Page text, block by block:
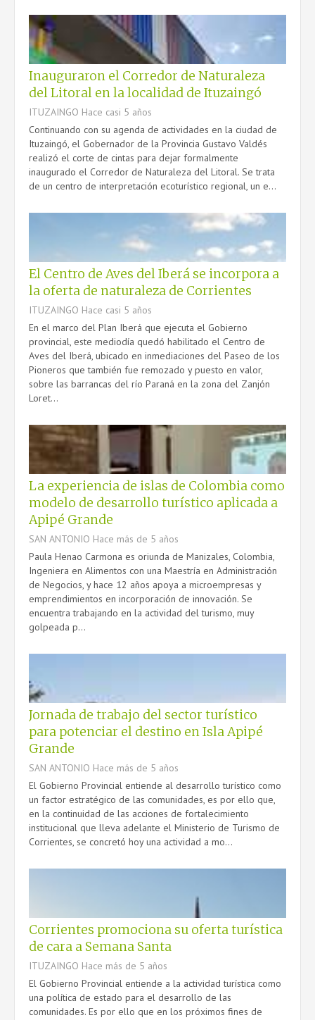
Inauguraron el Corredor de Naturaleza
del Litoral en la localidad de Ituzaingó
ITUZAINGO Hace casi 5 años
Continuando con su agenda de actividades en la ciudad de
Ituzaingó, el Gobernador de la Provincia Gustavo Valdés
realizó el corte de cintas para dejar formalmente
inaugurado el Corredor de Naturaleza del Litoral. Se trata
de un centro de interpretación ecoturístico regional, un e...
El Centro de Aves del Iberá se incorpora a
la oferta de naturaleza de Corrientes
ITUZAINGO Hace casi 5 años
En el marco del Plan Iberá que ejecuta el Gobierno
provincial, este mediodía quedó habilitado el Centro de
Aves del Iberá, ubicado en inmediaciones del Paseo de los
Pioneros que también fue remozado y puesto en valor,
sobre las barrancas del río Paraná en la zona del Zanjón
Loret...
La experiencia de islas de Colombia como
modelo de desarrollo turístico aplicada a
Apipé Grande
SAN ANTONIO Hace más de 5 años
Paula Henao Carmona es oriunda de Manizales, Colombia,
Ingeniera en Alimentos con una Maestría en Administración
de Negocios, y hace 12 años apoya a microempresas y
emprendimientos en incorporación de innovación. Se
encuentra trabajando en la actividad del turismo, muy
golpeada p...
Jornada de trabajo del sector turístico
para potenciar el destino en Isla Apipé
Grande
SAN ANTONIO Hace más de 5 años
El Gobierno Provincial entiende al desarrollo turístico como
un factor estratégico de las comunidades, es por ello que,
en la continuidad de las acciones de fortalecimiento
institucional que lleva adelante el Ministerio de Turismo de
Corrientes, se concretó hoy una actividad a mo...
Corrientes promociona su oferta turística
de cara a Semana Santa
ITUZAINGO Hace más de 5 años
El Gobierno Provincial entiende a la actividad turística como
una política de estado para el desarrollo de las
comunidades. Es por ello que en los próximos fines de